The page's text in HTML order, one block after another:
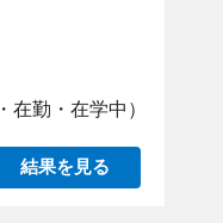
在勤・在学中）
結果を見る